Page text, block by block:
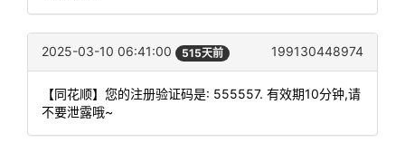
2025-03-10 06:41:00 515天前 199130448974
【同花顺】您的注册验证码是: 555557. 有效期10分钟,请
不要泄露哦~